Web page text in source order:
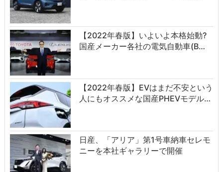
【2022年春版】いよいよ本格始動?
国産メーカー各社の電気自動車(B…
【2022年春版】EVはまだ不安という
人にもオススメな国産PHEVモデル…
日産、「アリア」第1号車納車セレモ
ニーを本社ギャラリーで開催